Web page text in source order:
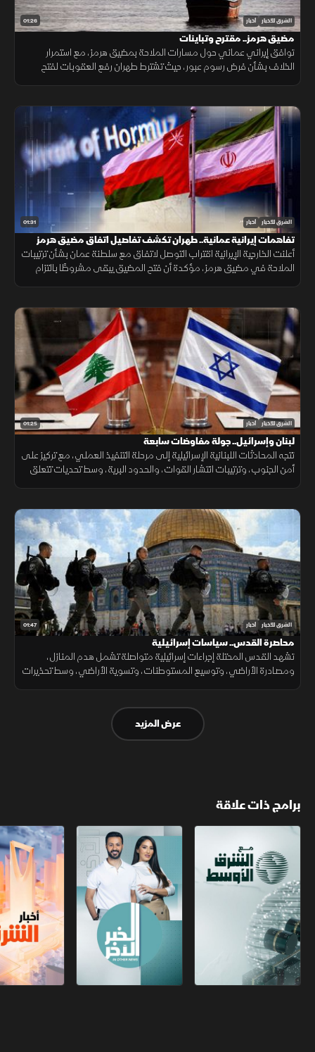
01:26 الشرق للأخبار أخبار
مضيق هرمز.. مقترح وتباينات
توافق إيراني عماني حول مسارات الملاحة بمضيق هرمز، مع استمرار
الخلاف بشأن فرض رسوم عبور، حيث تشترط طهران رفع العقوبات لفتح
01:31 الشرق للأخبار أخبار
تفاهمات إيرانية عمانية.. طهران تكشف تفاصيل اتفاق مضيق هرمز
أعلنت الخارجية الإيرانية اقتراب التوصل لاتفاق مع سلطنة عمان بشأن ترتيبات
الملاحة في مضيق هرمز، مؤكدة أن فتح المضيق يبقى مشروطًا بالتزام
01:25 الشرق للأخبار أخبار
لبنان وإسرائيل.. جولة مفاوضات سابعة
تتجه المحادثات اللبنانية الإسرائيلية إلى مرحلة التنفيذ العملي، مع تركيز على
أمن الجنوب، وترتيبات انتشار القوات، والحدود البرية، وسط تحديات تتعلق
01:47 الشرق للأخبار أخبار
محاصرة القدس.. سياسات إسرائيلية
تشهد القدس المحتلة إجراءات إسرائيلية متواصلة تشمل هدم المنازل،
ومصادرة الأراضي، وتوسيع المستوطنات، وتسوية الأراضي، وسط تحذيرات
عرض المزيد
برامج ذات علاقة
مع الشرق الأوسط الخبر الآخر أخبار الشرق